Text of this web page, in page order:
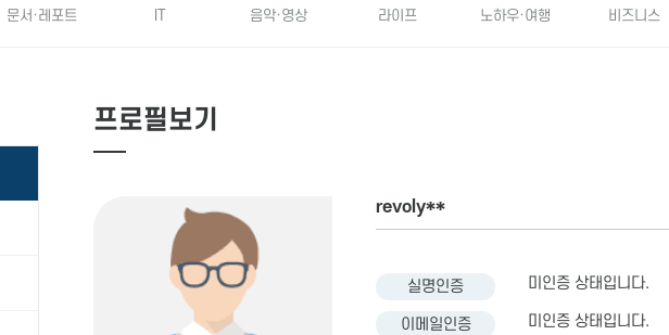
문서·레포트 음악·영상 라이프 노하우·여행 비즈니스
프로필보기
revoly**
실명인증 미인증 상태입니다.
이메일인증 미인증 상태입니다.